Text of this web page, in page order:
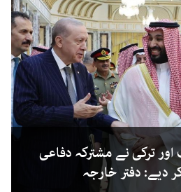
ترکی نے مشترکہ دفاعی
دیے: دفتر خارجہ